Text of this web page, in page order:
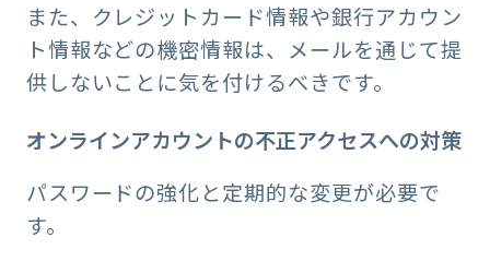
また、クレジットカード情報や銀行アカウン
ト情報などの機密情報は、メールを通じて提
供しないことに気を付けるべきです。
オンラインアカウントの不正アクセスへの対策
パスワードの強化と定期的な変更が必要で
す。